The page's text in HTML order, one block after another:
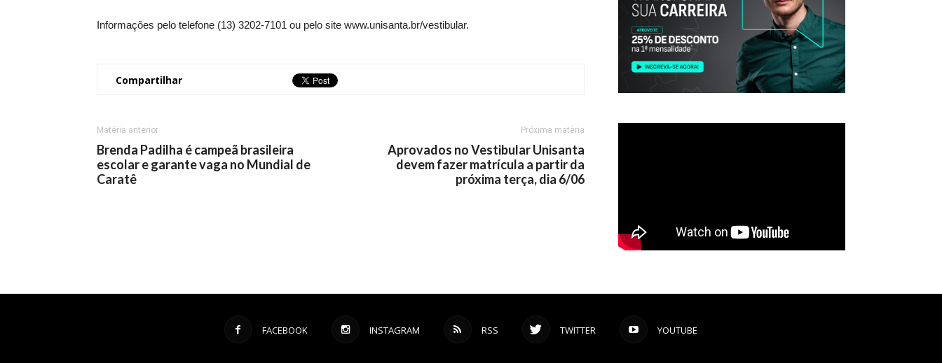
Informações pelo telefone (13) 3202-7101 ou pelo site www.unisanta.br/vestibular.
Compartilhar
Matéria anterior
Brenda Padilha é campeã brasileira
escolar e garante vaga no Mundial de
Caratê
Próxima matéria
Aprovados no Vestibular Unisanta
devem fazer matrícula a partir da
próxima terça, dia 6/06
FACEBOOK INSTAGRAM RSS TWITTER YOUTUBE